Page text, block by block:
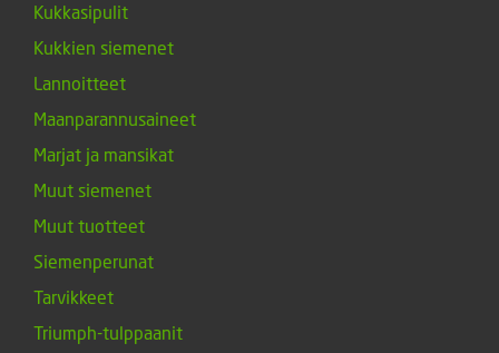
Kukkasipulit
Kukkien siemenet
Lannoitteet
Maanparannusaineet
Marjat ja mansikat
Muut siemenet
Muut tuotteet
Siemenperunat
Tarvikkeet
Triumph-tulppaanit